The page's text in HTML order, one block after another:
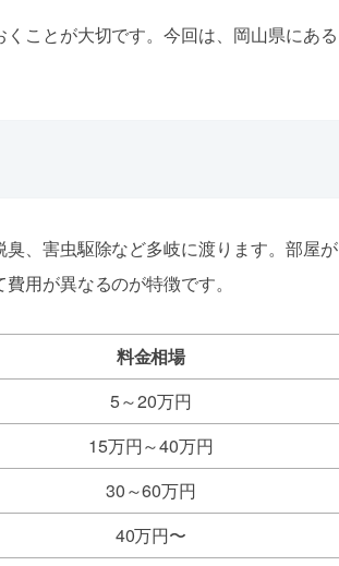
ことが大切です。今回は、岡山県にある
、害虫駆除など多岐に渡ります。部屋が
用が異なるのが特徴です。
料金相場
5～20万円
15万円～40万円
30～60万円
40万円〜